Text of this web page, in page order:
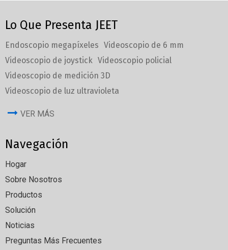
Lo Que Presenta JEET
Endoscopio megapíxeles Videoscopio de 6 mm
Videoscopio de joystick Videoscopio policial
Videoscopio de medición 3D
Videoscopio de luz ultravioleta
VER MÁS
Navegación
Hogar
Sobre Nosotros
Productos
Solución
Noticias
Preguntas Más Frecuentes